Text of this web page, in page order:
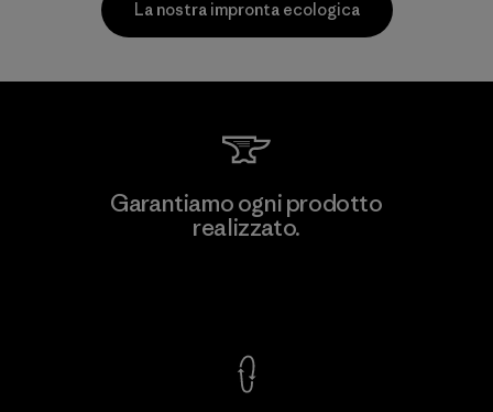
MAS Active (Pvt) Ltd. - Asialine
La nostra impronta ecologica
Garantiamo ogni prodotto
realizzato.